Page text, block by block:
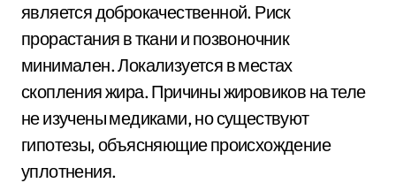
является доброкачественной. Риск
прорастания в ткани и позвоночник
минимален. Локализуется в местах
скопления жира. Причины жировиков на теле
не изучены медиками, но существуют
гипотезы, объясняющие происхождение
уплотнения.